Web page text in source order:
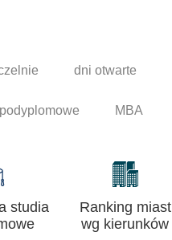
dni otwarte
podyplomowe MBA
studia
Ranking miast
wg kierunków